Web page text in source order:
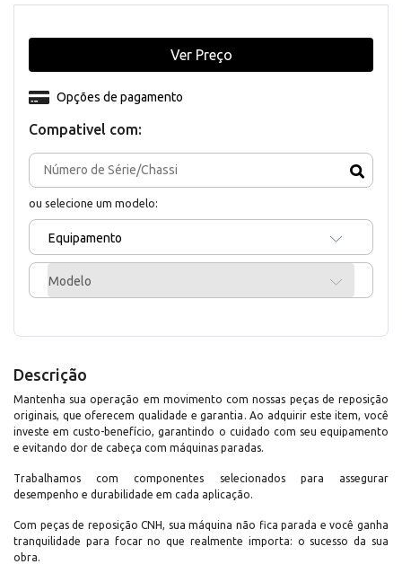
Compativel com:
ou selecione um modelo:
Equipamento
Modelo
Opções de pagamento
Ver Preço
Descrição
Mantenha sua operação em movimento com nossas peças de reposição
originais, que oferecem qualidade e garantia. Ao adquirir este item, você
investe em custo-benefício, garantindo o cuidado com seu equipamento
e evitando dor de cabeça com máquinas paradas.
Trabalhamos com componentes selecionados para assegurar
desempenho e durabilidade em cada aplicação.
Com peças de reposição CNH, sua máquina não fica parada e você ganha
tranquilidade para focar no que realmente importa: o sucesso da sua
obra.